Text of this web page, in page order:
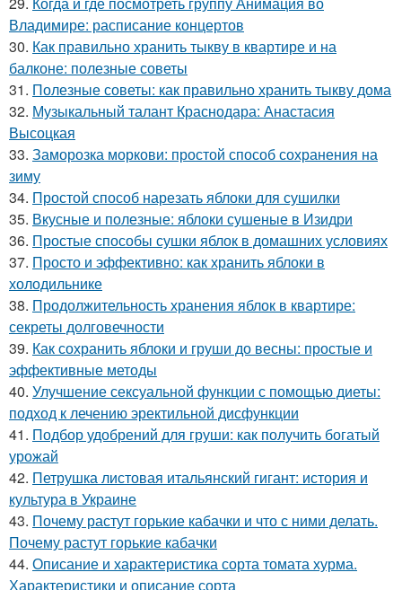
Владимире: расписание концертов
30. Как правильно хранить тыкву в квартире и на
балконе: полезные советы
31. Полезные советы: как правильно хранить тыкву дома
32. Музыкальный талант Краснодара: Анастасия
Высоцкая
33. Заморозка моркови: простой способ сохранения на
зиму
34. Простой способ нарезать яблоки для сушилки
35. Вкусные и полезные: яблоки сушеные в Изидри
36. Простые способы сушки яблок в домашних условиях
37. Просто и эффективно: как хранить яблоки в
холодильнике
38. Продолжительность хранения яблок в квартире:
секреты долговечности
39. Как сохранить яблоки и груши до весны: простые и
эффективные методы
40. Улучшение сексуальной функции с помощью диеты:
подход к лечению эректильной дисфункции
41. Подбор удобрений для груши: как получить богатый
урожай
42. Петрушка листовая итальянский гигант: история и
культура в Украине
43. Почему растут горькие кабачки и что с ними делать.
Почему растут горькие кабачки
44. Описание и характеристика сорта томата хурма.
Характеристики и описание сорта